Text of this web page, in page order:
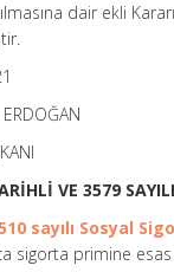
dair ekli
VE 3579
sayılı Sosyal
sigorta primine